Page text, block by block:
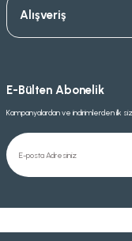
Alışveriş
E-Bülten Abonelik
Kampanyalardan ve indirimlerden ilk